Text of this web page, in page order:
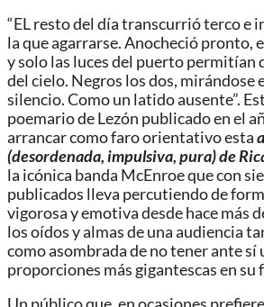
“EL resto del día transcurrió terco e
la que agarrarse. Anocheció pronto,
y solo las luces del puerto permitían
del cielo. Negros los dos, mirándose
silencio. Como un latido ausente”.
poemario de Lezón publicado en el
arrancar como faro orientativo esta
(desordenada, impulsiva, pura) de
la icónica banda McEnroe que con
publicados lleva percutiendo de
vigorosa y emotiva desde hace más
los oídos y almas de una audiencia
como asombrada de no tener ante sí
proporciones más gigantescas en su